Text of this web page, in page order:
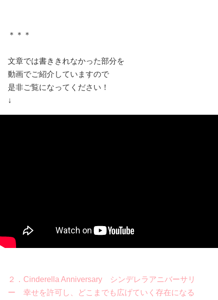
＊＊＊
文章では書ききれなかった部分を
動画でご紹介していますので
是非ご覧になってください！
↓
２．Cinderella Anniversary シンデレラアニバーサリ
ー 幸せを許可し、どこまでも広げていく存在になる